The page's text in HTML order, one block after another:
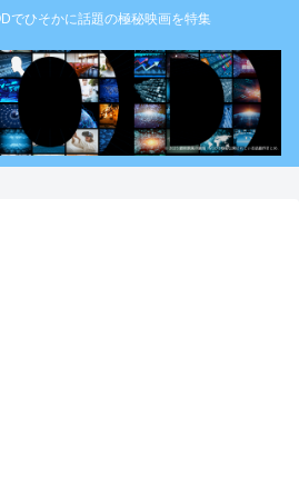
でひそかに話題の極秘映画を特集